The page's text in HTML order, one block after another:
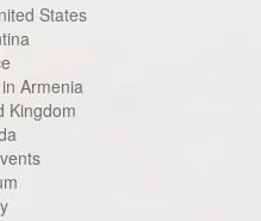
States
Armenia
Kingdom